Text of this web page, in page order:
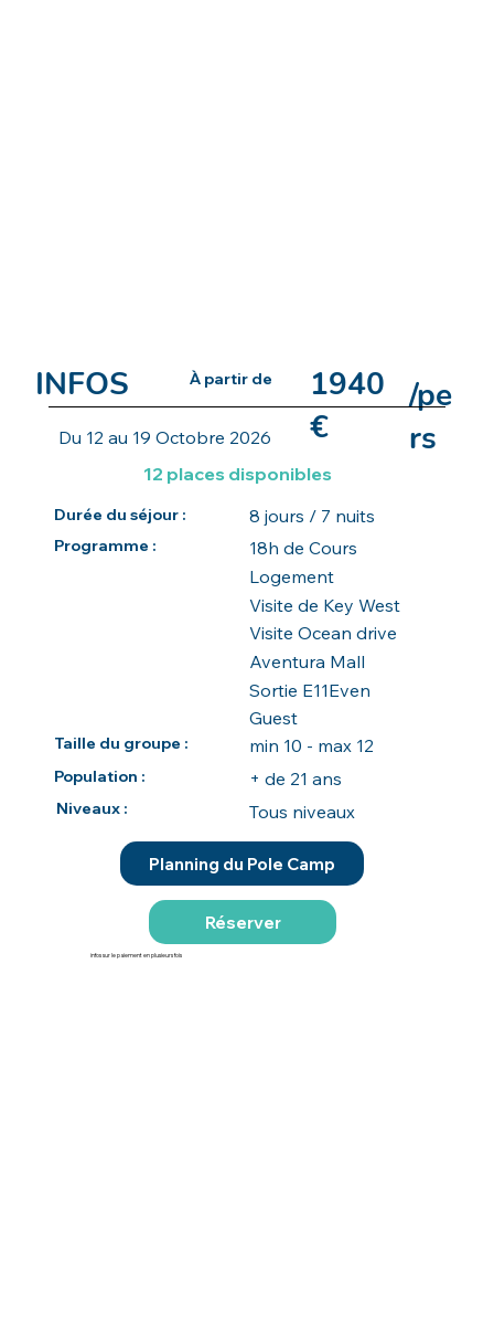
INFOS À partir de
1940
€
/pe
rs
Du 12 au 19 Octobre 2026
12 places disponibles
Durée du séjour : 8 jours / 7 nuits
Programme :
18h de Cours
Logement
Visite de Key West
Visite Ocean drive
Aventura Mall
Guest
Sortie E11Even
Taille du groupe : min 10 - max 12
Population : + de 21 ans
Niveaux : Tous niveaux
Planning du Pole Camp
Réserver
infos sur le paiement en plusieurs fois